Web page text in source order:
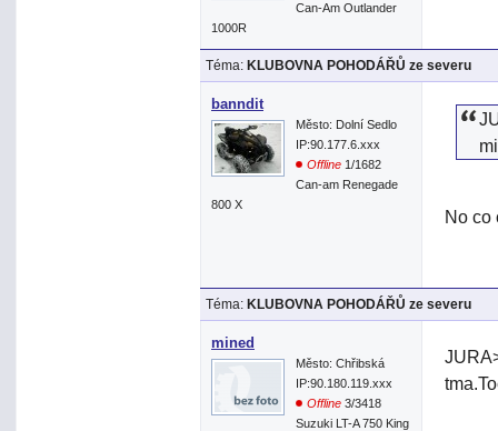
Can-Am Outlander
1000R
Téma: KLUBOVNA POHODÁŘŮ ze severu
banndit
Město: Dolní Sedlo
IP:90.177.6.xxx
Offline 1/1682
Can-am Renegade
800 X
No co
Téma: KLUBOVNA POHODÁŘŮ ze severu
mined
Město: Chřibská
IP:90.180.119.xxx
Offline 3/3418
Suzuki LT-A 750 King